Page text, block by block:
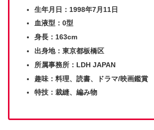
生年月日：1998年7月11日
血液型：0型
身長：163cm
出身地：東京都板橋区
所属事務所：LDH JAPAN
趣味：料理、読書、ドラマ/映画鑑賞
特技：裁縫、編み物